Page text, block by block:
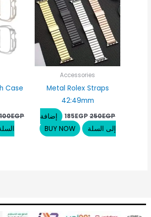
Accessories
Metal Rolex Straps
42:49mm
250EGP
185EGP
إضافة
إلى السلة
BUY NOW
Case
100EGP